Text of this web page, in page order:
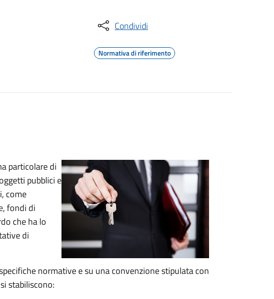
Condividi
Normativa di riferimento
particolare di
pubblici e
come
fondi di
che ha lo
di
normative e su una convenzione stipulata con
stabiliscono: